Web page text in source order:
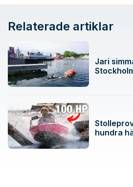
Relaterade artiklar
Jari
hundra